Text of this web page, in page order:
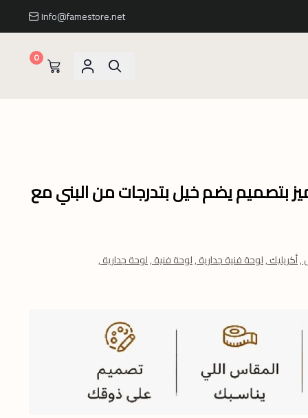
Info@famestore.net
0
بتصميم يضم خيل بتدرجات من البني مع
,أكريليك ,لوحة فنية جدارية ,لوحة فنية ,لوحة جدارية ,